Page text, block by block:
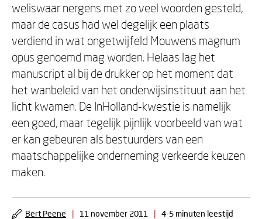
weliswaar nergens met zo veel woorden gesteld,
maar de casus had wel degelijk een plaats
verdiend in wat ongetwijfeld Mouwens magnum
opus genoemd mag worden. Helaas lag het
manuscript al bij de drukker op het moment dat
het wanbeleid van het onderwijsinstituut aan het
licht kwamen. De InHolland-kwestie is namelijk
een goed, maar tegelijk pijnlijk voorbeeld van wat
er kan gebeuren als bestuurders van een
maatschappelijke onderneming verkeerde keuzen
maken.
Bert Peene | 11 november 2011 | 4-5 minuten leestijd